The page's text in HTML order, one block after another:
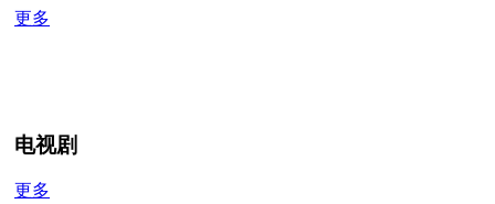
更多
电视剧
更多